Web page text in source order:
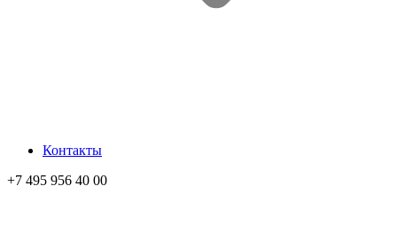
Контакты
+7 495 956 40 00